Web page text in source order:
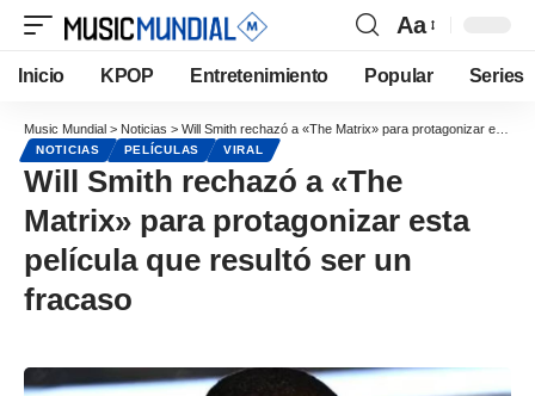
Aa
Inicio KPOP Entretenimiento Popular Series
Music Mundial > Noticias > Will Smith rechazó a «The Matrix» para protagonizar esta película que resultó ser un fracaso
NOTICIAS PELÍCULAS VIRAL
Will Smith rechazó a «The
Matrix» para protagonizar esta
película que resultó ser un
fracaso